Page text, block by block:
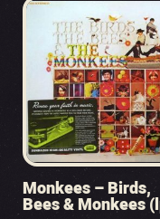
Monkees – Birds,
Bees & Monkees